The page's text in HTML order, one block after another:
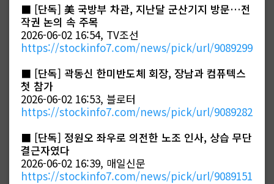
■ [단독] 美 국방부 차관, 지난달 군산기지 방문…전
작권 논의 속 주목
2026-06-02 16:54, TV조선
https://stockinfo7.com/news/pick/url/9089299
■ [단독] 곽동신 한미반도체 회장, 장남과 컴퓨텍스
첫 참가
2026-06-02 16:53, 블로터
https://stockinfo7.com/news/pick/url/9089282
■ [단독] 정원오 좌우로 의전한 노조 인사, 상습 무단
결근자였다
2026-06-02 16:39, 매일신문
https://stockinfo7.com/news/pick/url/9089151